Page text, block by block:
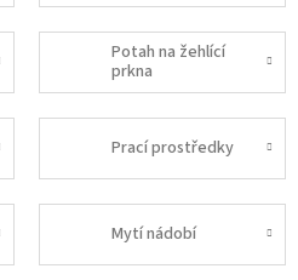
Potah na žehlící
prkna
Prací prostředky
Mytí nádobí